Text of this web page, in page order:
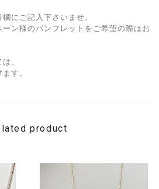
にご記入下さいませ。
ン様のパンフレットをご希望の際はお
、
す。
product